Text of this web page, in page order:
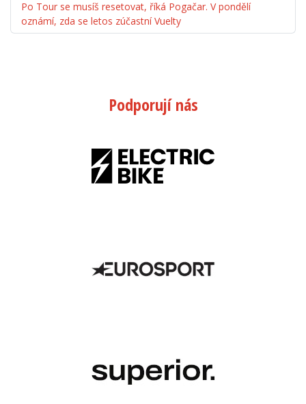
Po Tour se musíš resetovat, říká Pogačar. V pondělí
oznámí, zda se letos zúčastní Vuelty
Podporují nás